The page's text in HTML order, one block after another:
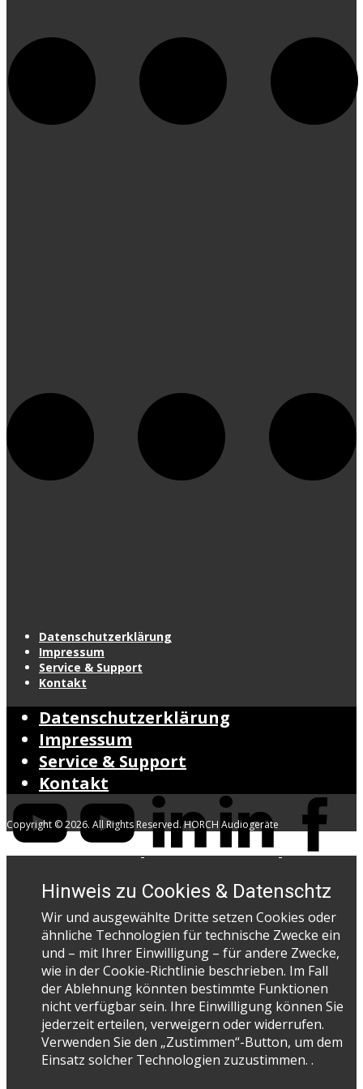
Datenschutzerklärung
Impressum
Service & Support
Kontakt
Datenschutzerklärung
Impressum
Service & Support
Kontakt
Copyright © 2026. All Rights Reserved. HORCH Audiogeräte
Hinweis zu Cookies & Datenschtz
Wir und ausgewählte Dritte setzen Cookies oder
ähnliche Technologien für technische Zwecke ein
und – mit Ihrer Einwilligung – für andere Zwecke,
wie in der Cookie-Richtlinie beschrieben. Im Fall
der Ablehnung könnten bestimmte Funktionen
nicht verfügbar sein. Ihre Einwilligung können Sie
jederzeit erteilen, verweigern oder widerrufen.
Verwenden Sie den „Zustimmen“-Button, um dem
Einsatz solcher Technologien zuzustimmen. .